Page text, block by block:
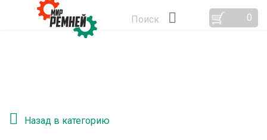
Поиск 0
Назад в категорию